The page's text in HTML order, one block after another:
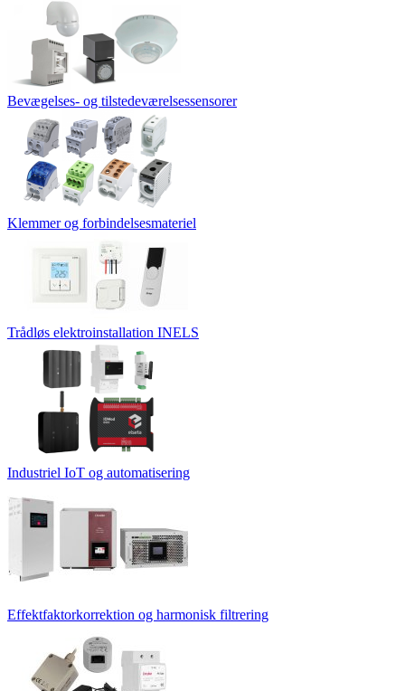
Bevægelses- og tilstedeværelsessensorer
Klemmer og forbindelsesmateriel
Trådløs elektroinstallation INELS
Industriel IoT og automatisering
Effektfaktorkorrektion og harmonisk filtrering